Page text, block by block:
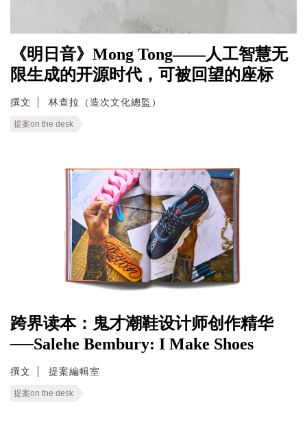
《明日音》Mong Tong——人工智慧无
限生成的开源时代，可被回望的座标
撰文 林查拉（造次文化總監）
提案on the desk
跨界读本：鬼才潮鞋设计师创作精华
──Salehe Bembury: I Make Shoes
撰文 提案編輯室
提案on the desk